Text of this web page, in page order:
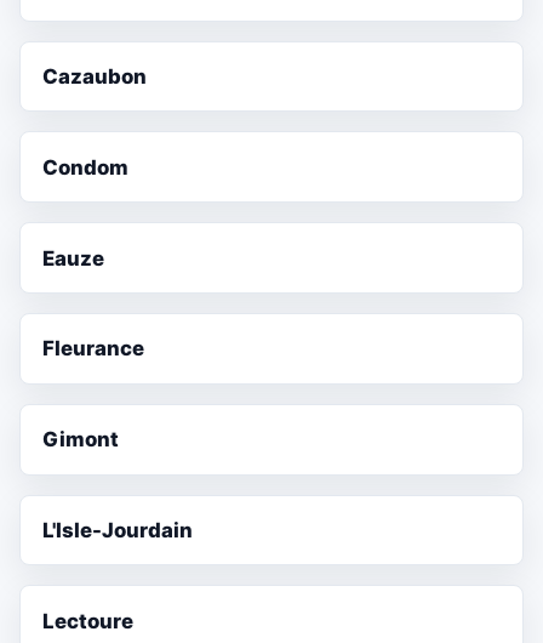
Cazaubon
Condom
Eauze
Fleurance
Gimont
L'Isle-Jourdain
Lectoure